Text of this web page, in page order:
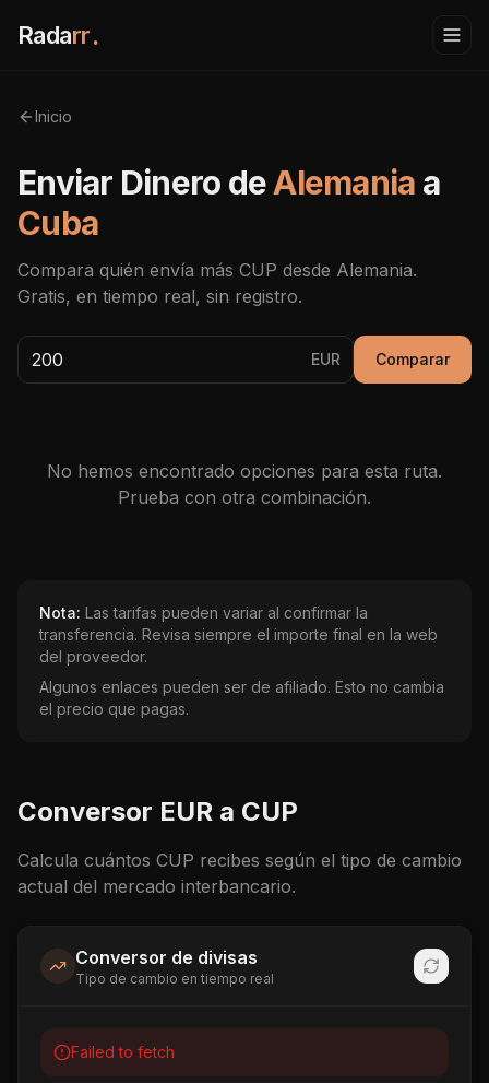
Radarr.
Inicio
Enviar Dinero deAlemania a
Cuba
Compara quién envía más CUP desde Alemania.
Gratis, en tiempo real, sin registro.
EUR Comparar
No hemos encontrado opciones para esta ruta.
Prueba con otra combinación.
Nota: Las tarifas pueden variar al confirmar la
transferencia. Revisa siempre el importe final en la web
del proveedor.
Algunos enlaces pueden ser de afiliado. Esto no cambia
el precio que pagas.
Conversor EUR a CUP
Calcula cuántos CUP recibes según el tipo de cambio
actual del mercado interbancario.
Conversor de divisas
Tipo de cambio en tiempo real
Failed to fetch